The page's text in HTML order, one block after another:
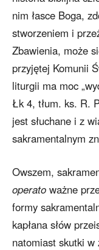
nim łasce Boga,
stworzeniem i
Zbawienia, może
przyjętej Komunii
liturgii ma moc
Łk 4, tłum. ks. R.
jest słuchane i z
sakramentalnym
Owszem,
operato ważne
formy
kapłana słów
natomiast skutki